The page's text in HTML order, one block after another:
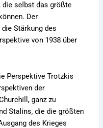
die selbst das größte
Der
Stärkung des
von 1938 über
Perspektive Trotzkis
der
ganz zu
Stalins, die die größten
des Krieges